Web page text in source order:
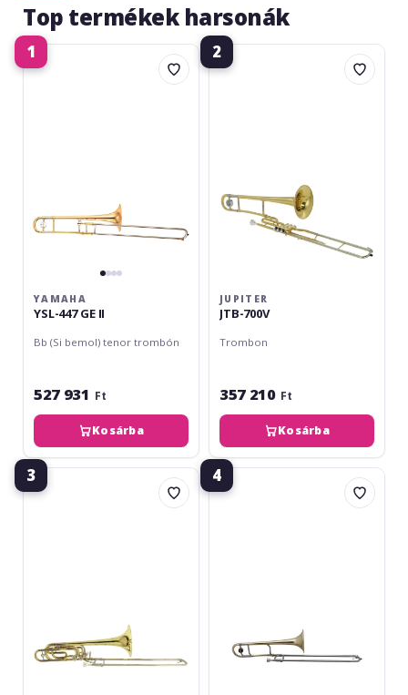
Top termékek harsonák
1
Yamaha
YSL-
YAMAHA
YSL-447 GE II
Bb (Si bemol) tenor trombón
527 931 Ft
Kosárba
2
Jupiter
JTB-
JUPITER
JTB-700V
Trombon
357 210 Ft
Kosárba
3
Roy
Benson
4
Roy
Benson